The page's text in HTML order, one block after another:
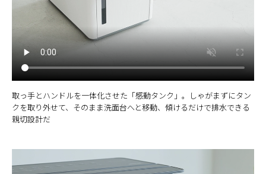
取っ手とハンドルを一体化させた「感動タンク」。しゃがまずにタン
クを取り外せて、そのまま洗面台へと移動、傾けるだけで排水できる
親切設計だ